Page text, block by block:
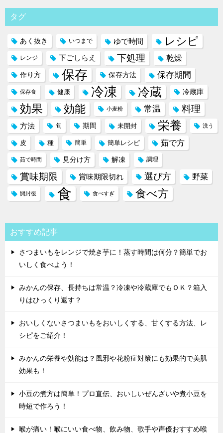
タグ
あく抜き いつまで ゆで時間 レシピ
レンジ 下ごしらえ 下処理 乾燥
作り方 保存 保存方法 保存期間
保存食 健康 冷凍 冷蔵 冷蔵庫
効果 効能 小麦粉 常温 料理
方法 旬 期間 未開封 栄養 洗う
皮 種 簡単 簡単レシピ 茹で方
茹で時間 見分け方 解凍 調理
賞味期限 賞味期限切れ 選び方 野菜
開封後 食 食べすぎ 食べ方
おすすめ記事
さつまいもをレンジで焼き芋に！蒸す時間は何分？簡単でお
いしく食べよう！
みかんの保存、長持ちは常温？冷凍や冷蔵庫でもＯＫ？箱入
りはひっくり返す？
おいしくないさつまいもをおいしくする、甘くする方法、レ
シピをご紹介！
みかんの栄養や効能は？風邪や花粉症対策にも効果的で美肌
効果も！
小豆の煮方は簡単！プロ直伝、おいしいぜんざいや煮小豆を
時短で作ろう！
喉が痛い！喉にいい食べ物、飲み物、歌手や声優おすすめ喉